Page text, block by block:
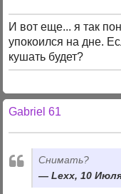
И вот еще... я так
упокоился на дне.
кушать будет?
Gabriel 61
Снимать?
Lexx, 10